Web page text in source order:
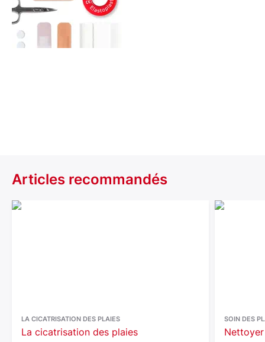
Articles recommandés
LA CICATRISATION DES PLAIES
La cicatrisation des plaies
SOIN DES